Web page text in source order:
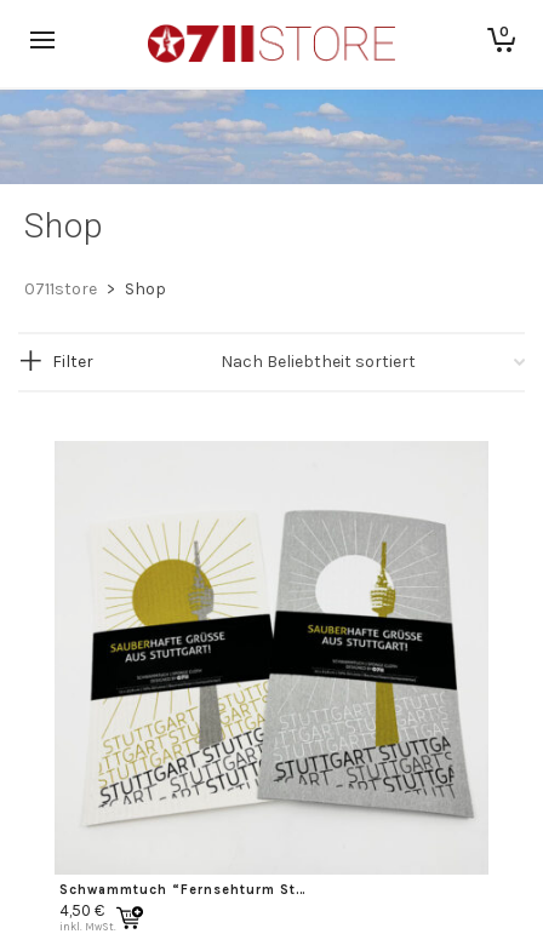
0
Shop
0711store > Shop
Filter
Schwammtuch “Fernsehturm Stuttgart”
4,50 €
inkl. MwSt.